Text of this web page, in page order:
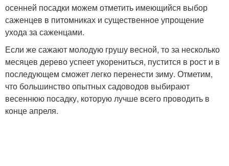
осенней посадки можем отметить имеющийся выбор
саженцев в питомниках и существенное упрощение
ухода за саженцами.
Если же сажают молодую грушу весной, то за несколько
месяцев дерево успеет укорениться, пустится в рост и в
последующем сможет легко перенести зиму. Отметим,
что большинство опытных садоводов выбирают
весеннюю посадку, которую лучше всего проводить в
конце апреля.